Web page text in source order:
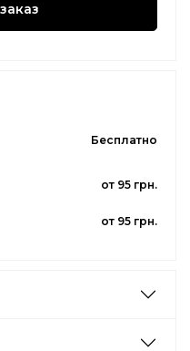
Бесплатно
от 95 грн.
от 95 грн.